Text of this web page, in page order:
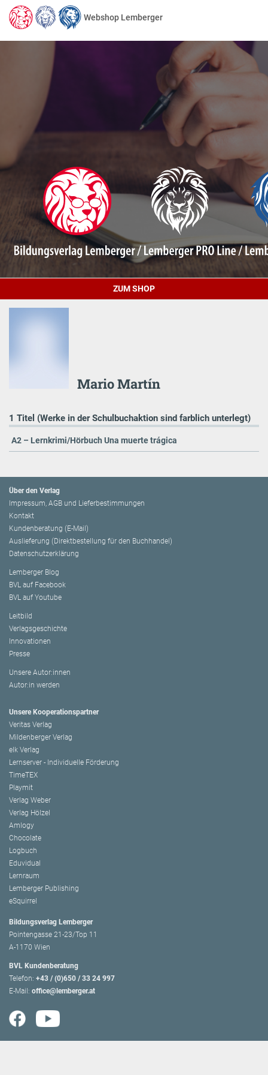
Webshop Lemberger
ZUM SHOP
Mario Martín
1 Titel (Werke in der Schulbuchaktion sind farblich unterlegt)
A2 – Lernkrimi/Hörbuch Una muerte trágica
Über den Verlag
Impressum, AGB und Lieferbestimmungen
Kontakt
Kundenberatung (E-Mail)
Auslieferung (Direktbestellung für den Buchhandel)
Datenschutzerklärung
Lemberger Blog
BVL auf Facebook
BVL auf Youtube
Leitbild
Verlagsgeschichte
Innovationen
Presse
Unsere Autor:innen
Autor:in werden
Unsere Kooperationspartner
Veritas Verlag
Mildenberger Verlag
elk Verlag
Lernserver - Individuelle Förderung
TimeTEX
Playmit
Verlag Weber
Verlag Hölzel
Amlogy
Chocolate
Logbuch
Eduvidual
Lernraum
Lemberger Publishing
eSquirrel
Bildungsverlag Lemberger
Pointengasse 21-23/Top 11
A-1170 Wien
BVL Kundenberatung
Telefon: +43 / (0)650 / 33 24 997
E-Mail: office@lemberger.at